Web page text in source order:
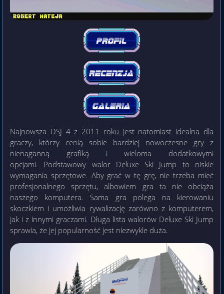
Najnowsza DSJ 4 z 2011 roku jest natomiast idealna dla
graczy, którzy cenią sobie bardziej nowoczesne gry z
nienaganną grafiką i wieloma dodatkowymi
opcjami. Podstawowy walor Deluxe Ski Jump to niskie
wymagania sprzętowe. Aby grać w tę grę, nie trzeba mieć
profesjonalnego sprzętu, albowiem gra ta nie obciąża
naszego komputera. Sama gra polega na kierowaniu
skoczkiem i umożliwia rywalizację zarówno z komputerem,
jak i z innymi graczami. Długa lista walorów Deluxe Ski Jump
sprawia, że jej popularność jest niezwykle duża.